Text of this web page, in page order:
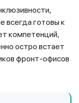
всегда готовы к
компетенций,
остро встает
фронт-офисов